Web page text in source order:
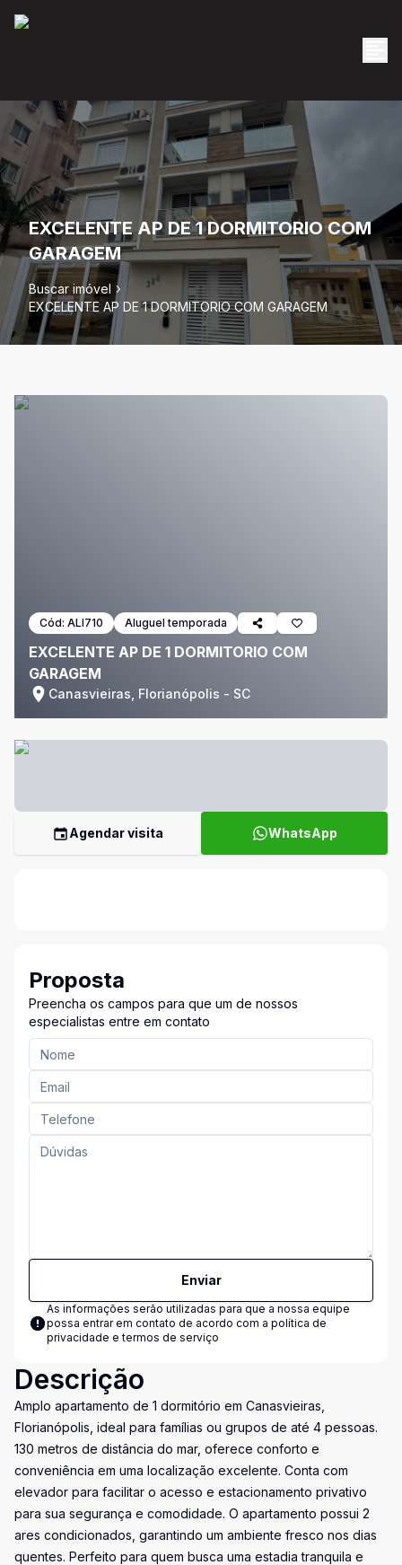
EXCELENTE AP DE 1 DORMITORIO COM
GARAGEM
Buscar imóvel
EXCELENTE AP DE 1 DORMITORIO COM GARAGEM
Cód: ALI710 Aluguel temporada
EXCELENTE AP DE 1 DORMITORIO COM
GARAGEM
Canasvieiras, Florianópolis - SC
Agendar visita WhatsApp
Proposta
Preencha os campos para que um de nossos
especialistas entre em contato
Enviar
As informações serão utilizadas para que a nossa equipe
possa entrar em contato de acordo com a política de
privacidade e termos de serviço
Descrição
Amplo apartamento de 1 dormitório em Canasvieiras,
Florianópolis, ideal para famílias ou grupos de até 4 pessoas.
130 metros de distância do mar, oferece conforto e
conveniência em uma localização excelente. Conta com
elevador para facilitar o acesso e estacionamento privativo
para sua segurança e comodidade. O apartamento possui 2
ares condicionados, garantindo um ambiente fresco nos dias
quentes. Perfeito para quem busca uma estadia tranquila e